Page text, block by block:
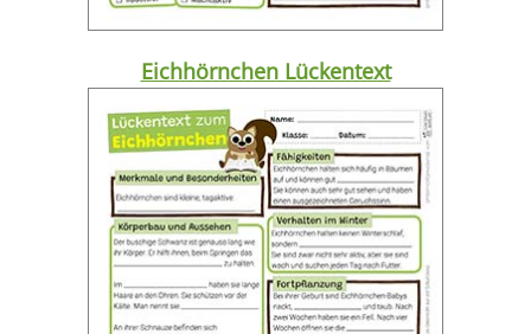
Eichhörnchen Lückentext